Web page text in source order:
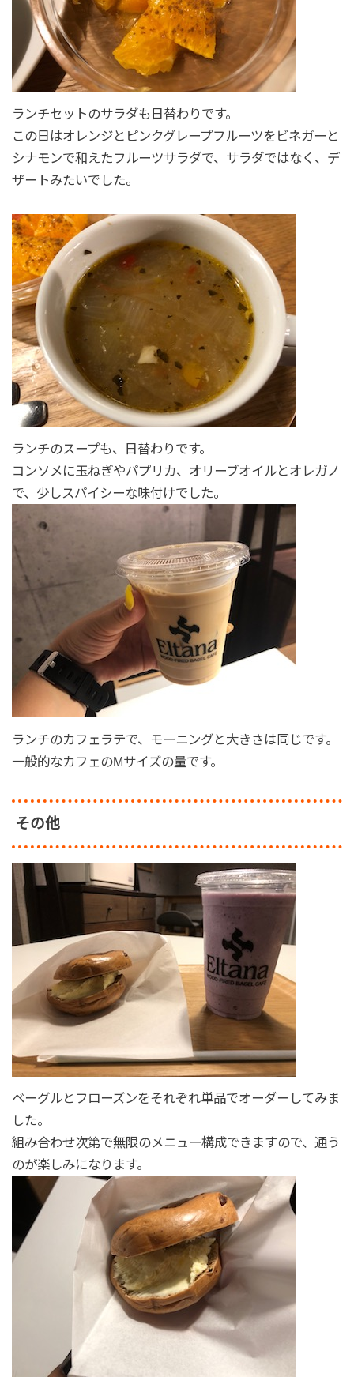
ランチセットのサラダも日替わりです。
この日はオレンジとピンクグレープフルーツをビネガーと
シナモンで和えたフルーツサラダで、サラダではなく、デ
ザートみたいでした。
ランチのスープも、日替わりです。
コンソメに玉ねぎやパプリカ、オリーブオイルとオレガノ
で、少しスパイシーな味付けでした。
ランチのカフェラテで、モーニングと大きさは同じです。
一般的なカフェのMサイズの量です。
その他
ベーグルとフローズンをそれぞれ単品でオーダーしてみま
した。
組み合わせ次第で無限のメニュー構成できますので、通う
のが楽しみになります。